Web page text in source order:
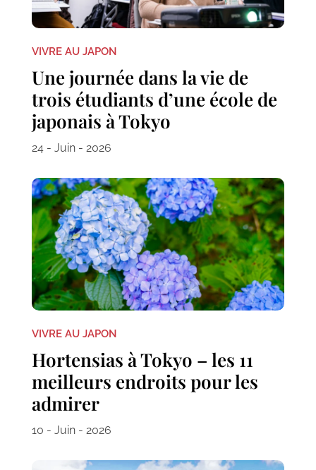
VIVRE AU JAPON
Une journée dans la vie de
trois étudiants d’une école de
japonais à Tokyo
24 - Juin - 2026
VIVRE AU JAPON
Hortensias à Tokyo – les 11
meilleurs endroits pour les
admirer
10 - Juin - 2026